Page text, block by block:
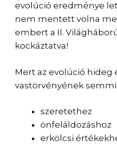
evolúció eredménye
nem mentett volna
embert a II.
kockáztatva!
Mert az evolúció hideg
vastörvényének semmi
szeretethez
önfeláldozáshoz
erkölcsi